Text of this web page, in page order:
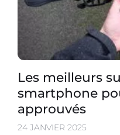
Les meilleurs
smartphone
approuvés
24 JANVIER 2025